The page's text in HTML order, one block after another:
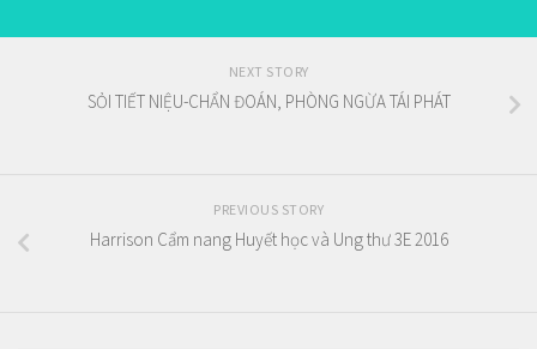
NEXT STORY
SỎI TIẾT NIỆU-CHẨN ĐOÁN, PHÒNG NGỪA TÁI PHÁT
PREVIOUS STORY
Harrison Cẩm nang Huyết học và Ung thư 3E 2016